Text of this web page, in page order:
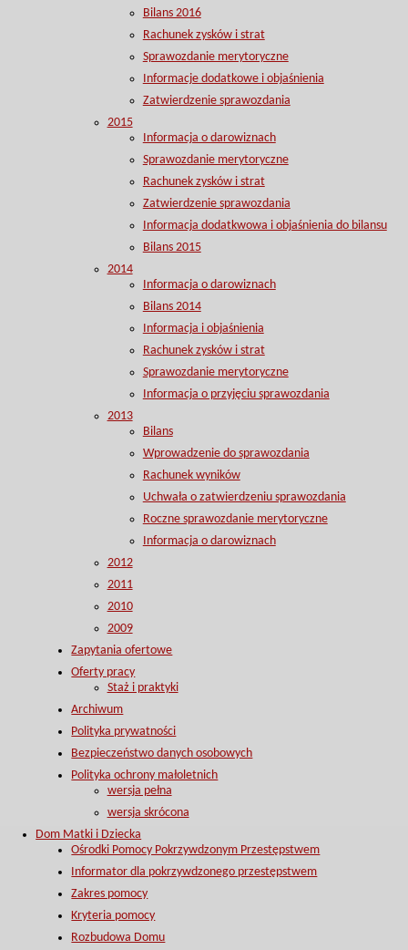
Bilans 2016
Rachunek zysków i strat
Sprawozdanie merytoryczne
Informacje dodatkowe i objaśnienia
Zatwierdzenie sprawozdania
2015
Informacja o darowiznach
Sprawozdanie merytoryczne
Rachunek zysków i strat
Zatwierdzenie sprawozdania
Informacja dodatkwowa i objaśnienia do bilansu
Bilans 2015
2014
Informacja o darowiznach
Bilans 2014
Informacja i objaśnienia
Rachunek zysków i strat
Sprawozdanie merytoryczne
Informacja o przyjęciu sprawozdania
2013
Bilans
Wprowadzenie do sprawozdania
Rachunek wyników
Uchwała o zatwierdzeniu sprawozdania
Roczne sprawozdanie merytoryczne
Informacja o darowiznach
2012
2011
2010
2009
Zapytania ofertowe
Oferty pracy
Staż i praktyki
Archiwum
Polityka prywatności
Bezpieczeństwo danych osobowych
Polityka ochrony małoletnich
wersja pełna
wersja skrócona
Dom Matki i Dziecka
Ośrodki Pomocy Pokrzywdzonym Przestępstwem
Informator dla pokrzywdzonego przestępstwem
Zakres pomocy
Kryteria pomocy
Rozbudowa Domu